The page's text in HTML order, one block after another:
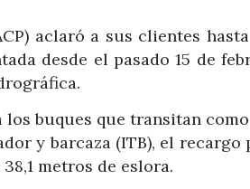
aclaró a sus clientes
desde el pasado 15 de
buques que transitan
y barcaza (ITB), el
metros de eslora.